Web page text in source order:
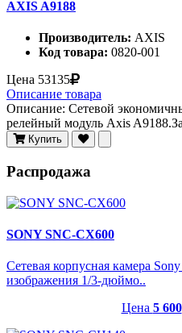
AXIS A9188
Производитель: AXIS
Код товара: 0820-001
Цена 53135
Описание товара
Описание: Сетевой
релейный модуль Axis
Купить
Распродажа
SONY SNC-CX600
Сетевая корпусная камера
изображения 1/3-дюймо..
Цена 5 600